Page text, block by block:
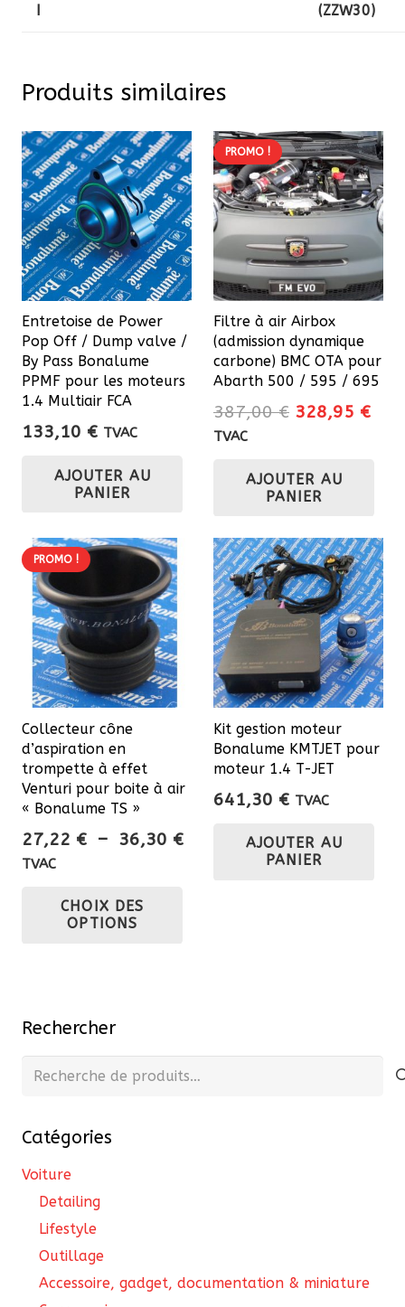
I
(ZZW30)
Produits similaires
Entretoise de Power
Pop Off / Dump valve /
By Pass Bonalume
PPMF pour les moteurs
1.4 Multiair FCA
133,10 € TVAC
AJOUTER AU
PANIER
PROMO !
Filtre à air Airbox
(admission dynamique
carbone) BMC OTA pour
Abarth 500 / 595 / 695
387,00€ Le
était :
387,00 €.
328,95 €Le
TVAC
AJOUTER AU
PANIER
PROMO !
Collecteur cône
d’aspiration en
trompette à effet
Venturi pour boite à air
« Bonalume TS »
27,22 € – 36,30 €Plage
TVAC
CHOIX DES
OPTIONS
Kit gestion moteur
Bonalume KMTJET pour
moteur 1.4 T-JET
641,30 € TVAC
AJOUTER AU
PANIER
Rechercher
Recherche
Catégories
Voiture
Detailing
Lifestyle
Outillage
Accessoire, gadget, documentation & miniature